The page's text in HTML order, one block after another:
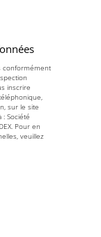
conformément
inscrire
sur le site
Société
Pour en
veuillez